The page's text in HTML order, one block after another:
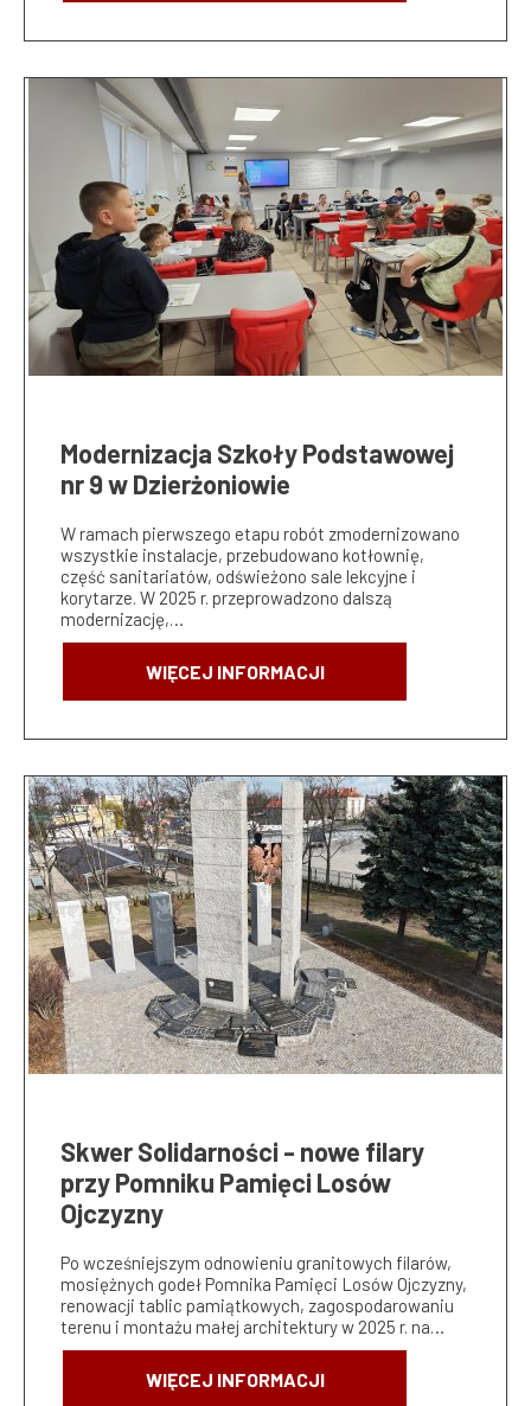
Modernizacja Szkoły Podstawowej
nr 9 w Dzierżoniowie
W ramach pierwszego etapu robót zmodernizowano
wszystkie instalacje, przebudowano kotłownię,
część sanitariatów, odświeżono sale lekcyjne i
korytarze. W 2025 r. przeprowadzono dalszą
modernizację,…
WIĘCEJ INFORMACJI
Skwer Solidarności - nowe filary
przy Pomniku Pamięci Losów
Ojczyzny
Po wcześniejszym odnowieniu granitowych filarów,
mosiężnych godeł Pomnika Pamięci Losów Ojczyzny,
renowacji tablic pamiątkowych, zagospodarowaniu
terenu i montażu małej architektury w 2025 r. na…
WIĘCEJ INFORMACJI